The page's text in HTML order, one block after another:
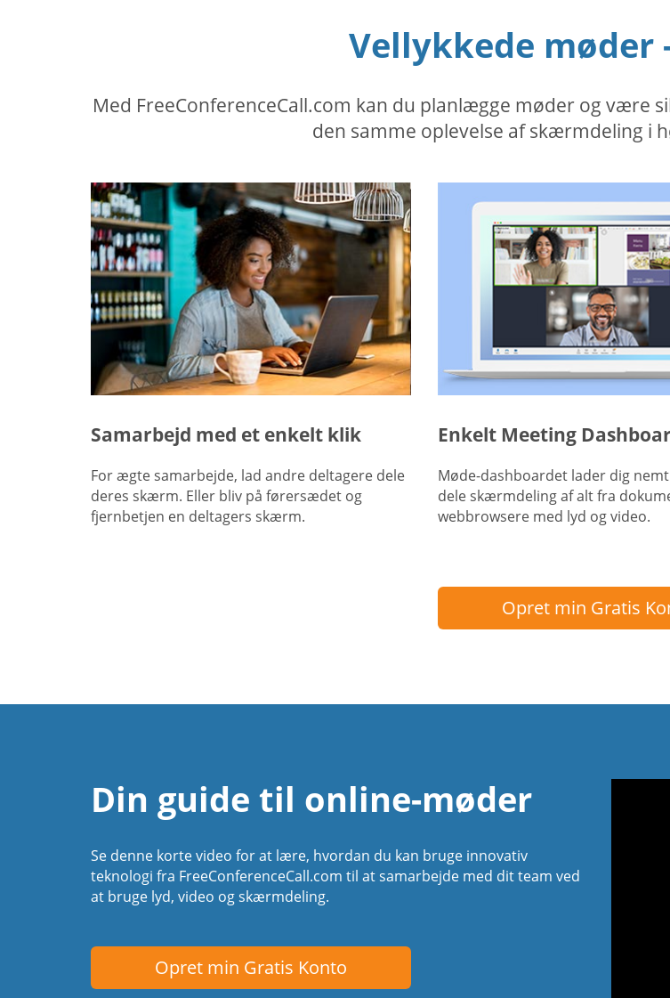
Vellykkede møder
Med FreeConferenceCall.com kan du planlægge møder og være
den samme oplevelse af skærmdeling i
Samarbejd med et enkelt klik
For ægte samarbejde, lad andre deltagere dele
deres skærm. Eller bliv på førersædet og
fjernbetjen en deltagers skærm.
Enkelt Meeting
Møde-dashboardet lader dig
dele skærmdeling af alt fra
webbrowsere med lyd og video.
Opret min Gratis
Din guide til online-møder
Se denne korte video for at lære, hvordan du kan bruge innovativ
teknologi fra FreeConferenceCall.com til at samarbejde med dit team ved
at bruge lyd, video og skærmdeling.
Opret min Gratis Konto